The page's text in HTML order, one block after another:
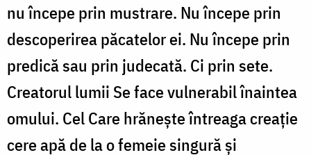
nu începe prin mustrare. Nu începe prin
descoperirea păcatelor ei. Nu începe prin
predică sau prin judecată. Ci prin sete.
Creatorul lumii Se face vulnerabil înaintea
omului. Cel Care hrănește întreaga creație
cere apă de la o femeie singură și